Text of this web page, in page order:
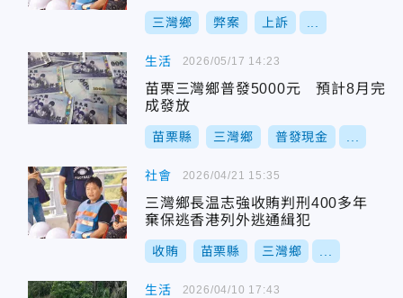
三灣鄉 弊案 上訴
生活
苗栗三灣鄉普發5000元 預計8月完
成發放
苗栗縣 三灣鄉 普發現金
2026/05/17 14:23
社會
三灣鄉長温志強收賄判刑400多年
棄保逃香港列外逃通緝犯
收賄 苗栗縣 三灣鄉
2026/04/21 15:35
生活 2026/04/10 17:43